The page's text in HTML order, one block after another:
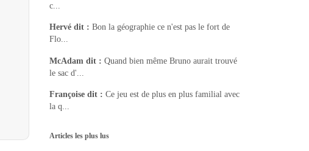
c...
Hervé dit : Bon la géographie ce n'est pas le fort de
Flo...
McAdam dit : Quand bien même Bruno aurait trouvé
le sac d'...
Françoise dit : Ce jeu est de plus en plus familial avec
la q...
Articles les plus lus